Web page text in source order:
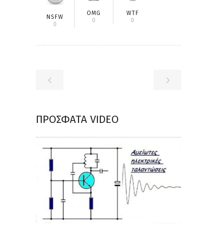
NSFW
0
OMG
0
WTF
0
ΠΡΌΣΦΑΤΑ VIDEO